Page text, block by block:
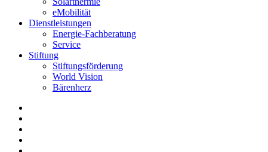
eMobilität
Dienstleistungen
Energie-Fachberatung
Service
Stiftung
Stiftungsförderung
World Vision
Bärenherz